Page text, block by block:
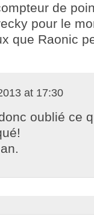
de
pour le
que Raonic
at 17:30
oublié ce